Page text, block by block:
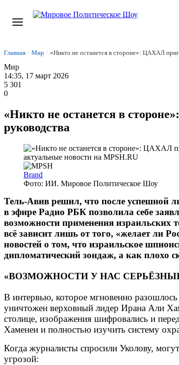
Главная / Мир / «Никто не останется в стороне»: ЦАХАЛ
Мир
14:35, 17 март 2026
5 301
0
«Никто не останется в
руководства
Brand
Фото: ИИ. Мировое Политическое Шоу
Тель-Авив решил, что после успешной
в эфире Радио РБК позволила себе
возможности применения израильских
всё зависит лишь от того, «желает ли
новостей о том, что израильское
дипломатический зондаж, а как плохо
«ВОЗМОЖНОСТИ У НАС
В интервью, которое мгновенно
уничтожен верховный лидер Ирана Али
столице, изображения шифровались и
Хаменеи и полностью изучить систему
Когда журналисты спросили Уколову,
угрозой: